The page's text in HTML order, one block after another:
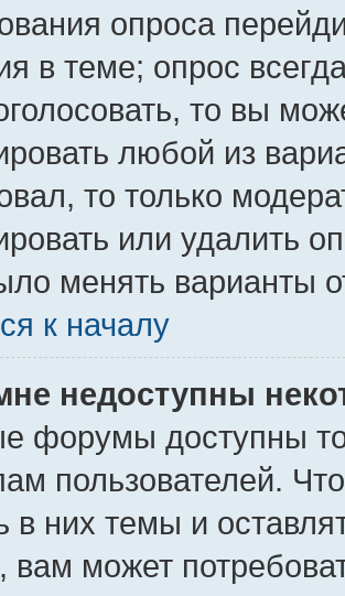
опроса
в теме; опрос
то вы
любой из
то только
или удалить
менять варианты
к началу
недоступны
форумы доступны
пользователей.
в них темы и
вам может